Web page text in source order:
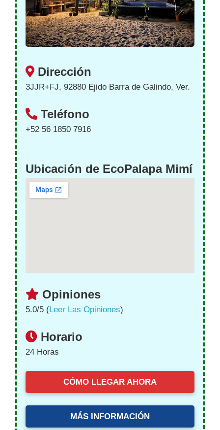
Dirección
3JJR+FJ, 92880 Ejido Barra de Galindo, Ver.
Teléfono
+52 56 1850 7916
Ubicación de EcoPalapa Mimí
Opiniones
5.0/5 (Leer Las Opiniones)
Horario
24 Horas
CÓMO LLEGAR AHORA
MÁS INFORMACIÓN